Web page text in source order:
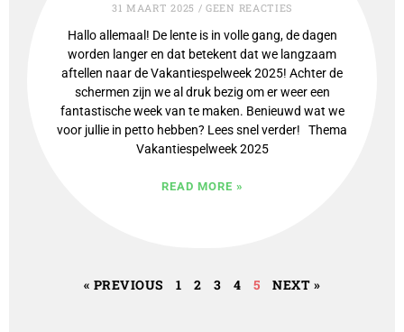
31 MAART 2025 GEEN REACTIES
Hallo allemaal! De lente is in volle gang, de dagen
worden langer en dat betekent dat we langzaam
aftellen naar de Vakantiespelweek 2025! Achter de
schermen zijn we al druk bezig om er weer een
fantastische week van te maken. Benieuwd wat we
voor jullie in petto hebben? Lees snel verder! Thema
Vakantiespelweek 2025
READ MORE »
« PREVIOUS 1 2 3 4 5 NEXT »